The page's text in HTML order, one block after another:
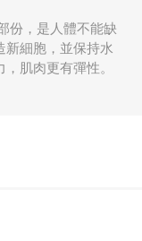
份，是人體不能缺
新細胞，並保持水
肌肉更有彈性。